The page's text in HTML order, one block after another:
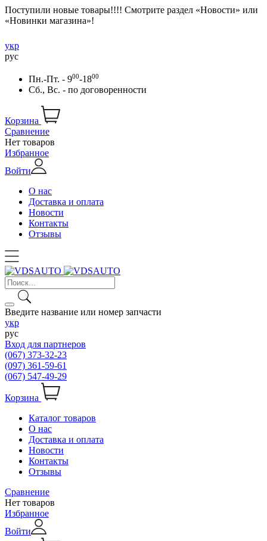
Поступили новые товары!!!! Смотрите раздел «Новости» или
«Новинки магазина»!
укр
рус
Пн.-Пт. - 900-1800
Сб., Вс. - по договоренности
Корзина
Сравнение
Нет товаров
Избранное
Войти
О нас
Доставка и оплата
Новости
Контакты
Отзывы
Введите название или номер запчасти
укр
рус
Вход для партнеров
(067) 373-32-23
(097) 361-59-61
(067) 547-49-29
Корзина
Каталог товаров
О нас
Доставка и оплата
Новости
Контакты
Отзывы
Сравнение
Нет товаров
Избранное
Войти